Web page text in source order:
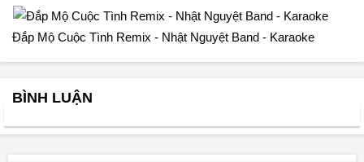
Đắp Mộ Cuộc Tình Remix - Nhật Nguyệt Band - Karaoke
BÌNH LUẬN